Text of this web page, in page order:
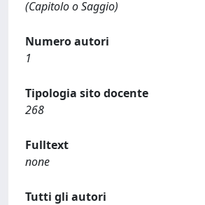
(Capitolo o Saggio)
Numero autori
1
Tipologia sito docente
268
Fulltext
none
Tutti gli autori